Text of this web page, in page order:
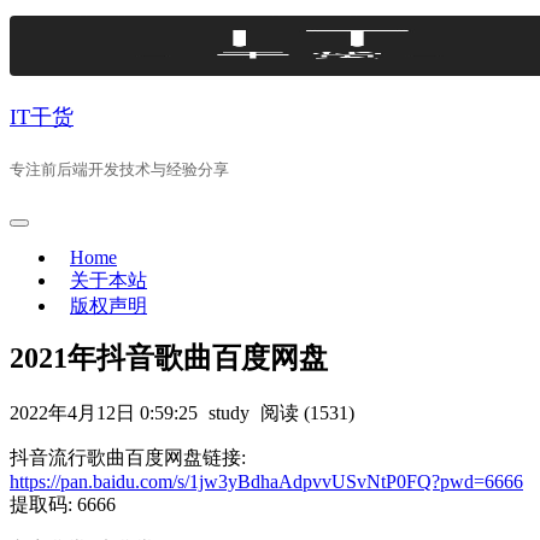
Skip
IT干货
专注前后端开发技术与经验分享
Home
关于本站
版权声明
2021年抖音歌曲百度网盘
2022年4月12日 0:59:25 study 阅读 (1531)
抖音流行歌曲百度网盘链接:
https://pan.baidu.com/s/1jw3yBdhaAdpvvUSvNtP0FQ?pwd=6666
提取码: 6666